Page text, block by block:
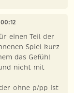
einen Teil der
Spiel kurz
das Gefühl
nicht mit
ohne p/pp ist